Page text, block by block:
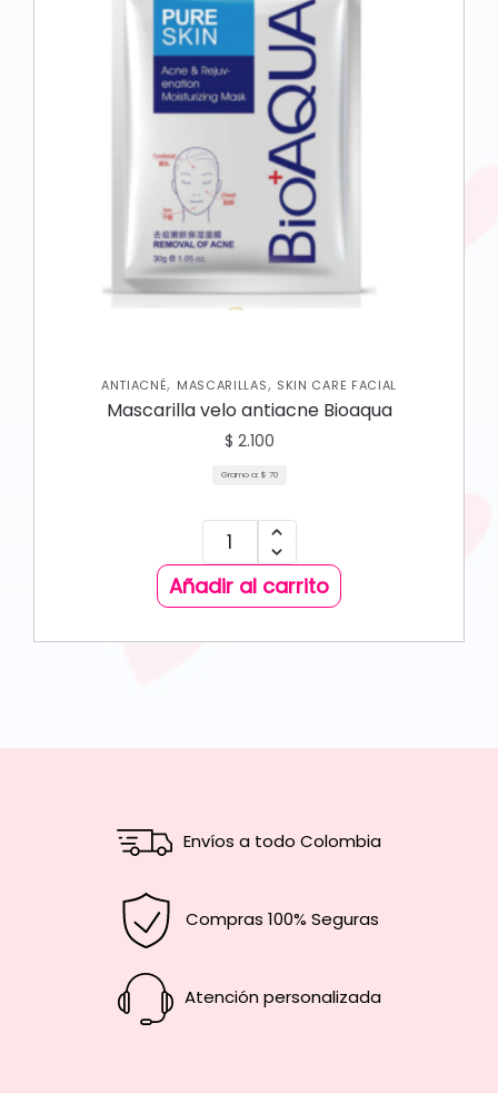
ANTIACNÉ, MASCARILLAS, SKIN CARE FACIAL
Mascarilla velo antiacne Bioaqua
$ 2.100
Gramo a: $ 70
Añadir al carrito
Envíos a todo Colombia
Compras 100% Seguras
Atención personalizada